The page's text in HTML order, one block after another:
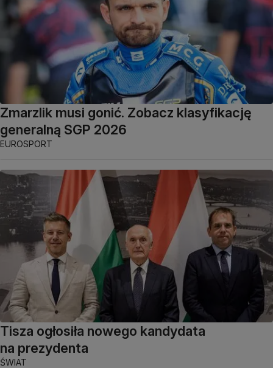
Zmarzlik musi gonić. Zobacz klasyfikację
generalną SGP 2026
EUROSPORT
Tisza ogłosiła nowego kandydata
na prezydenta
ŚWIAT